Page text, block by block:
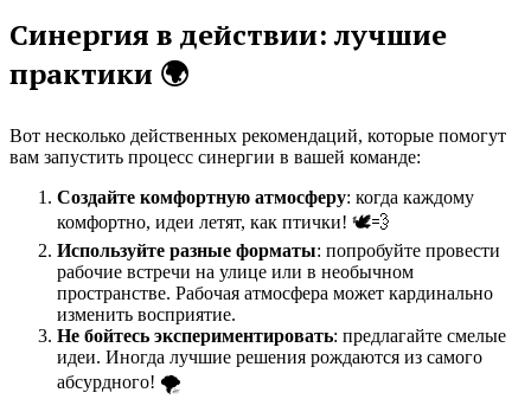
Синергия в действии: лучшие
практики 🌍
Вот несколько действенных рекомендаций, которые помогут
вам запустить процесс синергии в вашей команде:
Создайте комфортную атмосферу: когда каждому
комфортно, идеи летят, как птички! 🕊️💨
Используйте разные форматы: попробуйте провести
рабочие встречи на улице или в необычном
пространстве. Рабочая атмосфера может кардинально
изменить восприятие.
Не бойтесь экспериментировать: предлагайте смелые
идеи. Иногда лучшие решения рождаются из самого
абсурдного! 🌪️